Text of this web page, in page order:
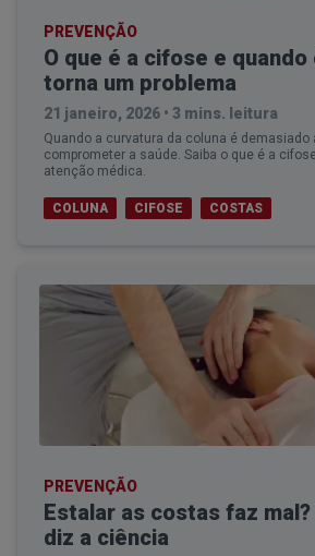
PREVENÇÃO
O que é a cifose e quando
torna um problema
21 janeiro, 2026 • 3 mins. leitura
Quando a curvatura da coluna é demasiado
comprometer a saúde. Saiba o que é a
atenção médica.
COLUNA CIFOSE COSTAS
PREVENÇÃO
Estalar as costas faz mal?
diz a ciência